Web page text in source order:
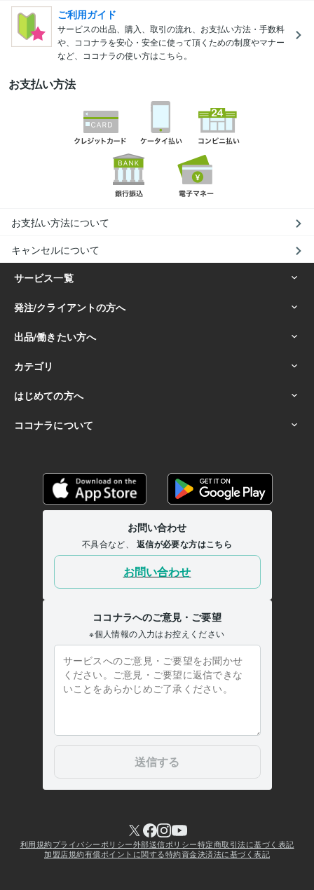
ご利用ガイド
サービスの出品、購入、取引の流れ、お支払い方法・手数料
や、ココナラを安心・安全に使って頂くための制度やマナー
など、ココナラの使い方はこちら。
お支払い方法
お支払い方法について
キャンセルについて